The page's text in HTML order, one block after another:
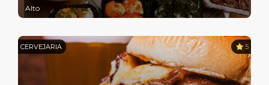
Alto
CERVEJARIA 5